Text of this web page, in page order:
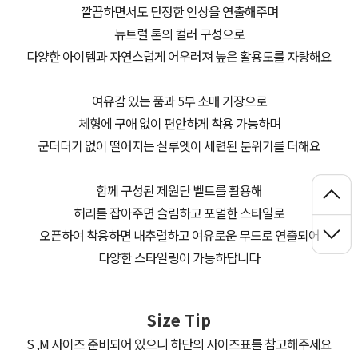
깔끔하면서도 단정한 인상을 연출해주며
뉴트럴 톤의 컬러 구성으로
다양한 아이템과 자연스럽게 어우러져 높은 활용도를 자랑해요
여유감 있는 품과 5부 소매 기장으로
체형에 구애 없이 편안하게 착용 가능하며
군더더기 없이 떨어지는 실루엣이 세련된 분위기를 더해요
함께 구성된 제원단 벨트를 활용해
허리를 잡아주면 슬림하고 포멀한 스타일로
오픈하여 착용하면 내추럴하고 여유로운 무드로 연출되어
다양한 스타일링이 가능하답니다
Size Tip
S ,M 사이즈 준비되어 있으니 하단의 사이즈표를 참고해주세요